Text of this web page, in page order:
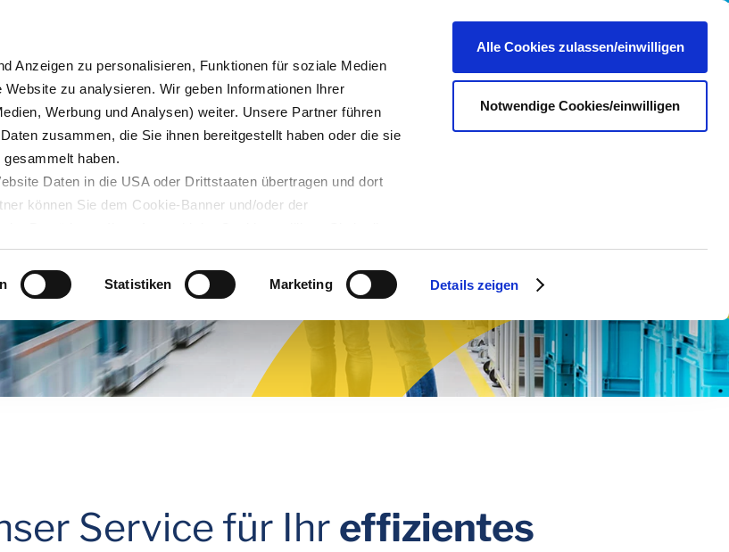
Anzeigen zu personalisieren, Funktionen für soziale Medien
zu analysieren. Wir geben Informationen Ihrer
Werbung und Analysen) weiter. Unsere Partner führen
zusammen, die Sie ihnen bereitgestellt haben oder die sie
haben.
Daten in die USA oder Drittstaaten übertragen und dort
können Sie dem Cookie-Banner und/oder der
wenn Sie Buttons anklicken, werden Bilder und andere Daten
Adresse wird dabei an externe Server übertragen. Über den
sich auf deren Seiten informieren. Wir speichern Ihre
jederzeit widerrufen. Näheres dazu
.
Statistiken Marketing Details zeigen
Alle Cookies zulassen/einwilligen
Notwendige Cookies/einwilligen
Portale & Shops
Service für Ihr effizientes